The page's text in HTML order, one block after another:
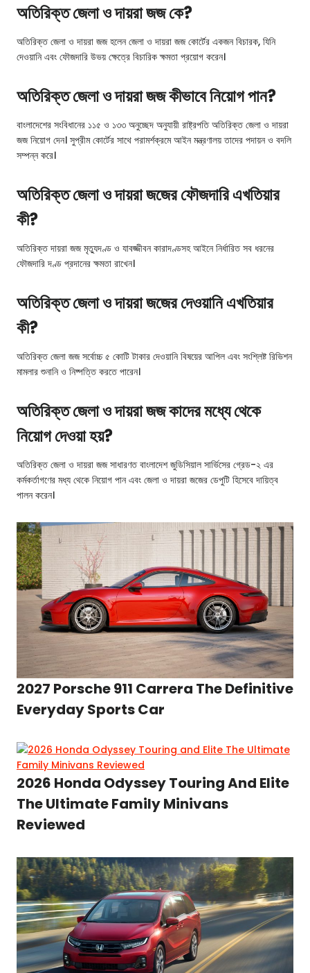
অতিরিক্ত জেলা ও দায়রা জজ কে?
অতিরিক্ত জেলা ও দায়রা জজ হলেন জেলা ও দায়রা জজ কোর্টের একজন বিচারক, যিনি
দেওয়ানি এবং ফৌজদারি উভয় ক্ষেত্রে বিচারিক ক্ষমতা প্রয়োগ করেন।
অতিরিক্ত জেলা ও দায়রা জজ কীভাবে নিয়োগ পান?
বাংলাদেশের সংবিধানের ১১৫ ও ১৩৩ অনুচ্ছেদ অনুযায়ী রাষ্ট্রপতি অতিরিক্ত জেলা ও দায়রা
জজ নিয়োগ দেন। সুপ্রীম কোর্টের সাথে পরামর্শক্রমে আইন মন্ত্রণালয় তাদের পদায়ন ও বদলি
সম্পন্ন করে।
অতিরিক্ত জেলা ও দায়রা জজের ফৌজদারি এখতিয়ার
কী?
অতিরিক্ত দায়রা জজ মৃত্যুদণ্ড ও যাবজ্জীবন কারাদণ্ডসহ আইনে নির্ধারিত সব ধরনের
ফৌজদারি দণ্ড প্রদানের ক্ষমতা রাখেন।
অতিরিক্ত জেলা ও দায়রা জজের দেওয়ানি এখতিয়ার
কী?
অতিরিক্ত জেলা জজ সর্বোচ্চ ৫ কোটি টাকার দেওয়ানি বিষয়ের আপিল এবং সংশ্লিষ্ট রিভিশন
মামলার শুনানি ও নিষ্পত্তি করতে পারেন।
অতিরিক্ত জেলা ও দায়রা জজ কাদের মধ্যে থেকে
নিয়োগ দেওয়া হয়?
অতিরিক্ত জেলা ও দায়রা জজ সাধারণত বাংলাদেশ জুডিসিয়াল সার্ভিসের গ্রেড-২ এর
কর্মকর্তাগণের মধ্য থেকে নিয়োগ পান এবং জেলা ও দায়রা জজের ডেপুটি হিসেবে দায়িত্ব
পালন করেন।
2027 Porsche 911 Carrera The Definitive
Everyday Sports Car
2026 Honda Odyssey Touring And Elite
The Ultimate Family Minivans
Reviewed